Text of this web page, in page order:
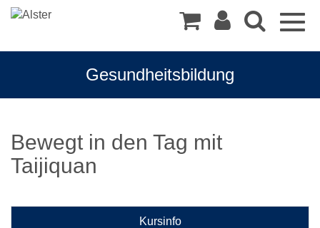
Gesundheitsbildung
Bewegt in den Tag mit
Taijiquan
Kursinfo